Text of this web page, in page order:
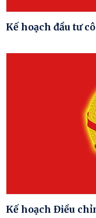
Kế hoạch đầu tư
Kế hoạch Điều